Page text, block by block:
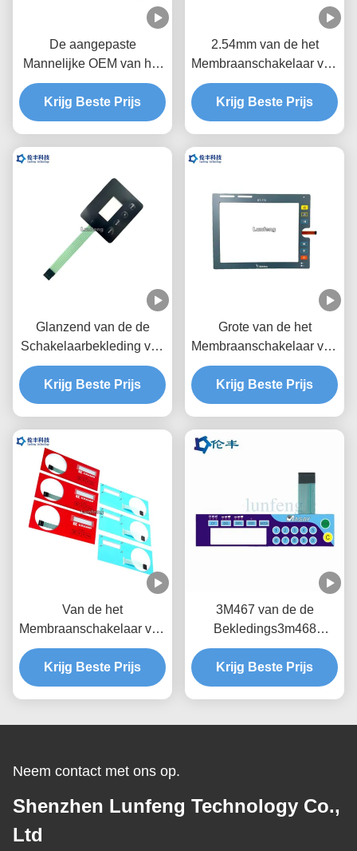
De aangepaste
Mannelijke OEM van het
de
Schakelaartoetsenbord
van het
Dienst Één Knoop
Krijg Beste Prijs
2.54mm van de het
Membraanschakelaar van
Hoogteleds het
Toetsenbord Transparant
Zwart Venster
Krijg Beste Prijs
Glanzend van de de
Schakelaarbekleding van
het Oppervlakte Tastbaar
Membraan Transparant
LCD Venster
Krijg Beste Prijs
Grote van de het
Membraanschakelaar van
de Vensterfpc Kabel
LEIDENE van de de
Bekledingsdouane LGF
Krijg Beste Prijs
Van de het
Membraanschakelaar van
de Custumedrukknop de
Bekleding van de het
Toetsenbordral Kleur
Krijg Beste Prijs
3M467 van de de
Bekledings3m468
Beveiliging van de
membraanschakelaar de
Bekleding van het de
Krijg Beste Prijs
Neem contact met ons op.
Shenzhen Lunfeng Technology Co.,
Ltd